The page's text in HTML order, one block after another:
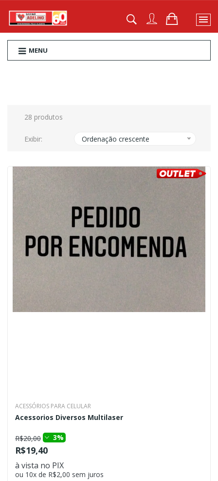
MENU
28 produtos
Exibir: Ordenação crescente
ACESSÓRIOS PARA CELULAR
Acessorios Diversos Multilaser
R$20,00 3%
R$19,40
à vista no PIX
ou 10x de R$2,00 sem juros